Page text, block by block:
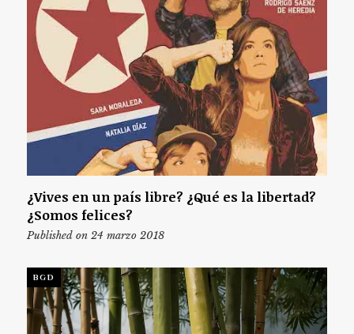
¿Vives en un país libre? ¿Qué es la libertad?
¿Somos felices?
Published on 24 marzo 2018
BGD